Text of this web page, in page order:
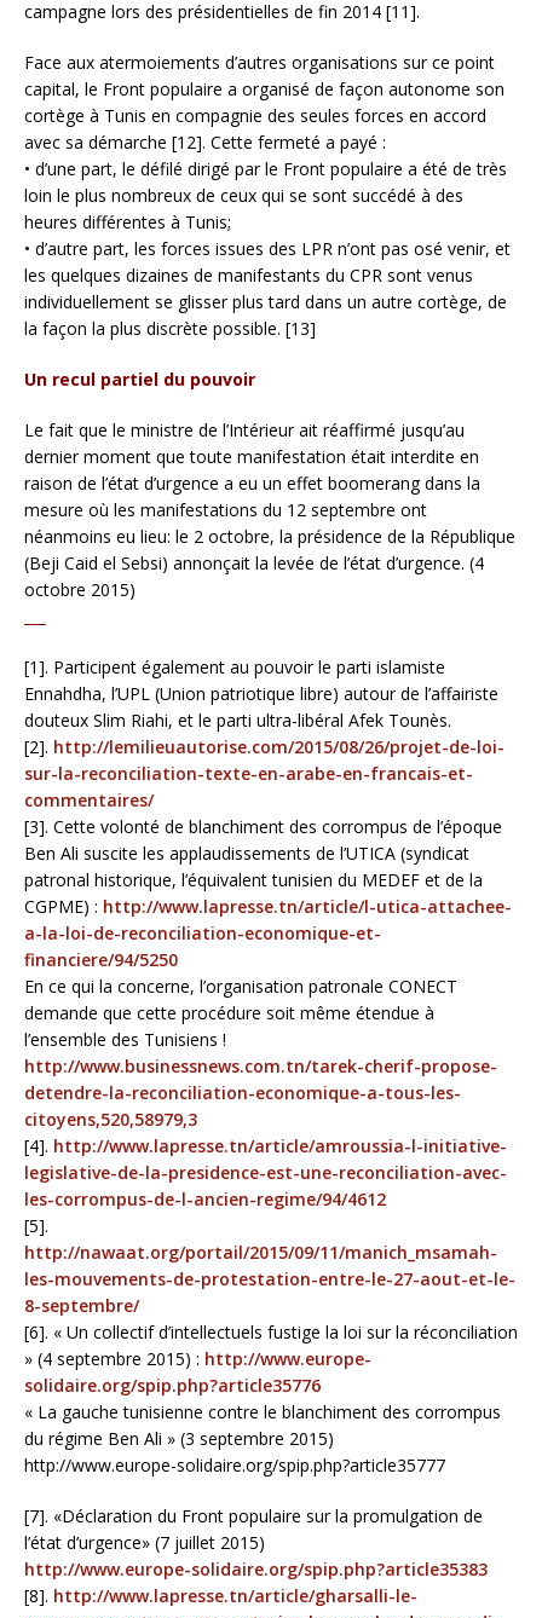
campagne lors des présidentielles de fin 2014 [11].
Face aux atermoiements d’autres organisations sur ce point
capital, le Front populaire a organisé de façon autonome son
cortège à Tunis en compagnie des seules forces en accord
avec sa démarche [12]. Cette fermeté a payé :
• d’une part, le défilé dirigé par le Front populaire a été de très
loin le plus nombreux de ceux qui se sont succédé à des
heures différentes à Tunis;
• d’autre part, les forces issues des LPR n’ont pas osé venir, et
les quelques dizaines de manifestants du CPR sont venus
individuellement se glisser plus tard dans un autre cortège, de
la façon la plus discrète possible. [13]
Un recul partiel du pouvoir
Le fait que le ministre de l’Intérieur ait réaffirmé jusqu’au
dernier moment que toute manifestation était interdite en
raison de l’état d’urgence a eu un effet boomerang dans la
mesure où les manifestations du 12 septembre ont
néanmoins eu lieu: le 2 octobre, la présidence de la République
(Beji Caid el Sebsi) annonçait la levée de l’état d’urgence. (4
octobre 2015)
[1]. Participent également au pouvoir le parti islamiste
Ennahdha, l’UPL (Union patriotique libre) autour de l’affairiste
douteux Slim Riahi, et le parti ultra-libéral Afek Tounès.
[2]. http://lemilieuautorise.com/2015/08/26/projet-de-loi-
sur-la-reconciliation-texte-en-arabe-en-francais-et-
commentaires/
[3]. Cette volonté de blanchiment des corrompus de l’époque
Ben Ali suscite les applaudissements de l’UTICA (syndicat
patronal historique, l’équivalent tunisien du MEDEF et de la
CGPME) : http://www.lapresse.tn/article/l-utica-attachee-
a-la-loi-de-reconciliation-economique-et-
financiere/94/5250
En ce qui la concerne, l’organisation patronale CONECT
demande que cette procédure soit même étendue à
l’ensemble des Tunisiens !
http://www.businessnews.com.tn/tarek-cherif-propose-
detendre-la-reconciliation-economique-a-tous-les-
citoyens,520,58979,3
[4]. http://www.lapresse.tn/article/amroussia-l-initiative-
legislative-de-la-presidence-est-une-reconciliation-avec-
les-corrompus-de-l-ancien-regime/94/4612
[5].
http://nawaat.org/portail/2015/09/11/manich_msamah-
les-mouvements-de-protestation-entre-le-27-aout-et-le-
8-septembre/
[6]. « Un collectif d’intellectuels fustige la loi sur la réconciliation
» (4 septembre 2015) : http://www.europe-
solidaire.org/spip.php?article35776
« La gauche tunisienne contre le blanchiment des corrompus
du régime Ben Ali » (3 septembre 2015)
http://www.europe-solidaire.org/spip.php?article35777
[7]. «Déclaration du Front populaire sur la promulgation de
l’état d’urgence» (7 juillet 2015)
http://www.europe-solidaire.org/spip.php?article35383
[8]. http://www.lapresse.tn/article/gharsalli-le-